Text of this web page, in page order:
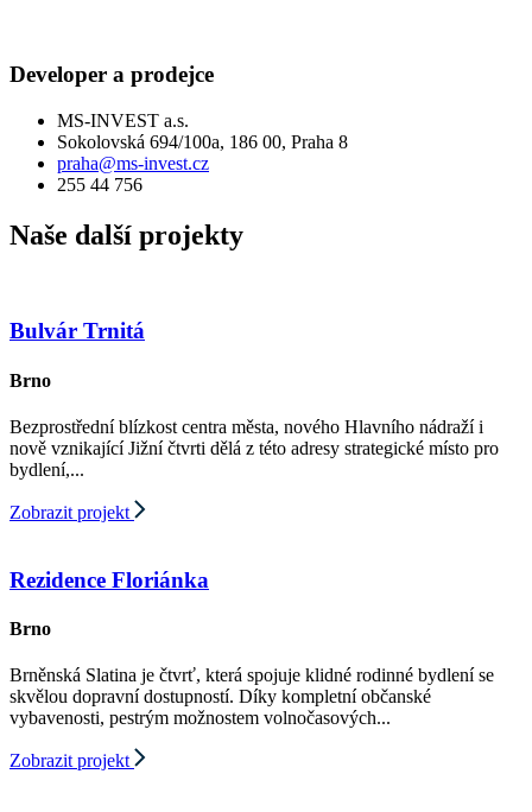
Developer a prodejce
MS-INVEST a.s.
Sokolovská 694/100a, 186 00, Praha 8
praha@ms-invest.cz
255 44 756
Naše další projekty
Bulvár Trnitá
Brno
Bezprostřední blízkost centra města, nového Hlavního nádraží i
nově vznikající Jižní čtvrti dělá z této adresy strategické místo pro
bydlení,...
Zobrazit projekt
Rezidence Floriánka
Brno
Brněnská Slatina je čtvrť, která spojuje klidné rodinné bydlení se
skvělou dopravní dostupností. Díky kompletní občanské
vybavenosti, pestrým možnostem volnočasových...
Zobrazit projekt